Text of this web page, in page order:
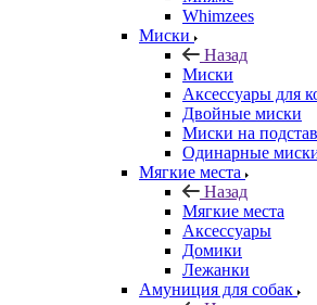
Whimzees
Миски
Назад
Миски
Аксессуары для
Двойные миски
Миски на
Одинарные
Мягкие места
Назад
Мягкие места
Аксессуары
Домики
Лежанки
Амуниция для собак